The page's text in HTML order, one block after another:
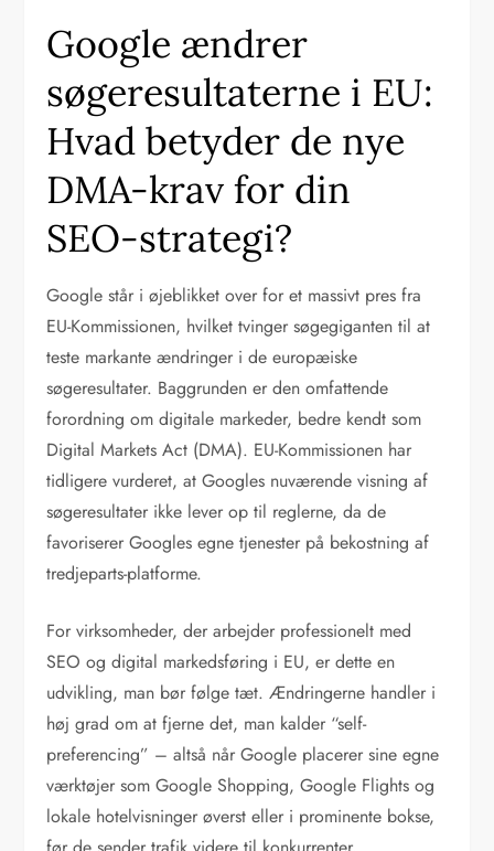
Google ændrer
søgeresultaterne i EU:
Hvad betyder de nye
DMA-krav for din
SEO-strategi?
Google står i øjeblikket over for et massivt pres fra
EU-Kommissionen, hvilket tvinger søgegiganten til at
teste markante ændringer i de europæiske
søgeresultater. Baggrunden er den omfattende
forordning om digitale markeder, bedre kendt som
Digital Markets Act (DMA). EU-Kommissionen har
tidligere vurderet, at Googles nuværende visning af
søgeresultater ikke lever op til reglerne, da de
favoriserer Googles egne tjenester på bekostning af
tredjeparts-platforme.
For virksomheder, der arbejder professionelt med
SEO og digital markedsføring i EU, er dette en
udvikling, man bør følge tæt. Ændringerne handler i
høj grad om at fjerne det, man kalder “self-
preferencing” – altså når Google placerer sine egne
værktøjer som Google Shopping, Google Flights og
lokale hotelvisninger øverst eller i prominente bokse,